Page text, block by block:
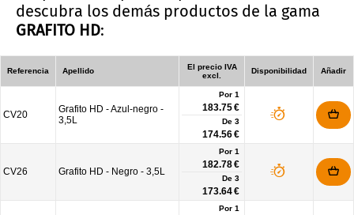
descubra los demás productos de la gama
GRAFITO HD:
Referencia Apellido
El precio IVA
excl.
Disponibilidad Añadir
CV20
Grafito HD - Azul-negro -
3,5L
Por 1
183.75 €
De 3
174.56 €
CV26 Grafito HD - Negro - 3,5L
Por 1
182.78 €
De 3
173.64 €
Por 1